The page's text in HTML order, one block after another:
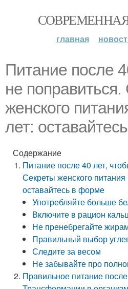
главная
Питание после
не
женского
лет:
Содержание
Питание после 40 лет,
Секреты женского питания
оставайтесь в форме
Употребляйте больше
Включите в рацион
Не пренебрегайте
Правильный выбор
Следите за весом
Не забывайте про
Правильное питание